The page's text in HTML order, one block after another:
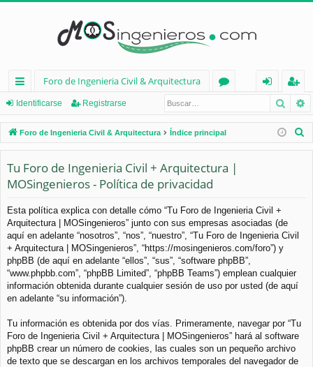
nl
ac
es
rá
pi
d
os
Foro de Ingenieria Civil & Arquitectura
os
nt
ifi
e
eg
ist
ra
Identificarse Registrarse
Foro de Ingenieria Civil & Arquitectura Índice principal
Tu Foro de Ingenieria Civil + Arquitectura |
MOSingenieros - Política de privacidad
Esta política explica con detalle cómo “Tu Foro de Ingenieria Civil +
Arquitectura | MOSingenieros” junto con sus empresas asociadas (de
aquí en adelante “nosotros”, “nos”, “nuestro”, “Tu Foro de Ingenieria Civil
+ Arquitectura | MOSingenieros”, “https://mosingenieros.com/foro”) y
phpBB (de aquí en adelante “ellos”, “sus”, “software phpBB”,
“www.phpbb.com”, “phpBB Limited”, “phpBB Teams”) emplean cualquier
información obtenida durante cualquier sesión de uso por usted (de aquí
en adelante “su información”).
Tu información es obtenida por dos vías. Primeramente, navegar por “Tu
Foro de Ingenieria Civil + Arquitectura | MOSingenieros” hará al software
phpBB crear un número de cookies, las cuales son un pequeño archivo
de texto que se descargan en los archivos temporales del navegador de